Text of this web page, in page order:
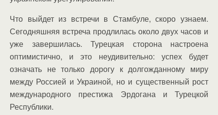
Что выйдет из встречи в Стамбуле, скоро узнаем.
Сегодняшняя встреча продлилась около двух часов и
уже завершилась. Турецкая сторона настроена
оптимистично, и это неудивительно: успех будет
означать не только дорогу к долгожданному миру
между Россией и Украиной, но и существенный рост
международного престижа Эрдогана и Турецкой
Республики.